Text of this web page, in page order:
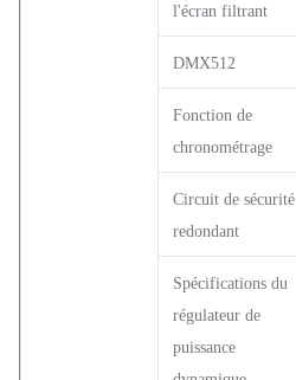
l'écran filtrant
DMX512
Fonction de
chronométrage
Circuit de sécurité
redondant
Spécifications du
régulateur de
puissance